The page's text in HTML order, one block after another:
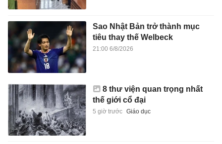
Sao Nhật Bản trở thành mục
tiêu thay thế Welbeck
21:00 6/8/2026
8 thư viện quan trọng nhất
thế giới cổ đại
5 giờ trước Giáo dục